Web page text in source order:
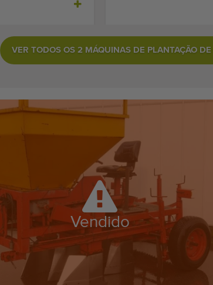
VER TODOS OS 2 MÁQUINAS DE PLANTAÇÃO
Vendido